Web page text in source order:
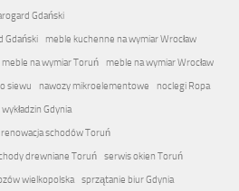
Gdański
Gdański
meble kuchenne na wymiar Wrocław
meble na wymiar Toruń
meble na wymiar Wrocław
siewu nawozy mikroelementowe
noclegi Ropa
Gdynia
renowacja schodów Toruń
drewniane Toruń
serwis okien Toruń
wielkopolska sprzątanie biur Gdynia